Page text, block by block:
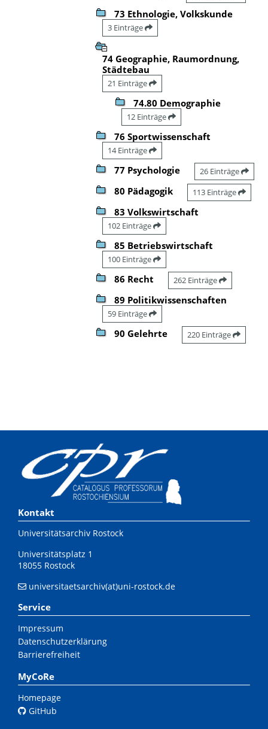
73 Ethnologie, Volkskunde
3 Einträge
74 Geographie, Raumordnung,
Städtebau
21 Einträge
74.80 Demographie
12 Einträge
76 Sportwissenschaft
14 Einträge
77 Psychologie 26 Einträge
80 Pädagogik 113 Einträge
83 Volkswirtschaft
102 Einträge
85 Betriebswirtschaft
100 Einträge
86 Recht 262 Einträge
89 Politikwissenschaften
59 Einträge
90 Gelehrte 220 Einträge
Kontakt
Universitätsarchiv Rostock
Universitätsplatz 1
18055 Rostock
universitaetsarchiv(at)uni-rostock.de
Service
Impressum
Datenschutzerklärung
Barrierefreiheit
MyCoRe
Homepage
GitHub